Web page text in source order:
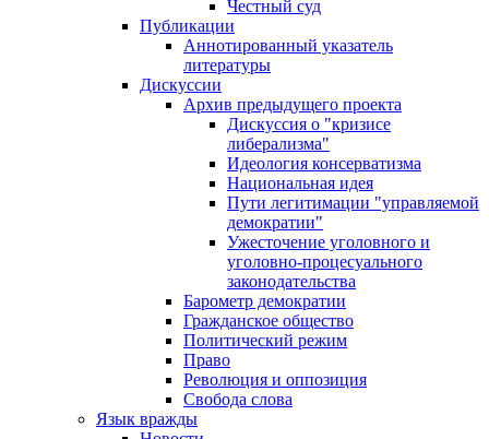
Честный суд
Публикации
Аннотированный указатель
литературы
Дискуссии
Архив предыдущего проекта
Дискуссия о "кризисе
либерализма"
Идеология консерватизма
Национальная идея
Пути легитимации "управляемой
демократии"
Ужесточение уголовного и
уголовно-процесуального
законодательства
Барометр демократии
Гражданское общество
Политический режим
Право
Революция и оппозиция
Свобода слова
Язык вражды